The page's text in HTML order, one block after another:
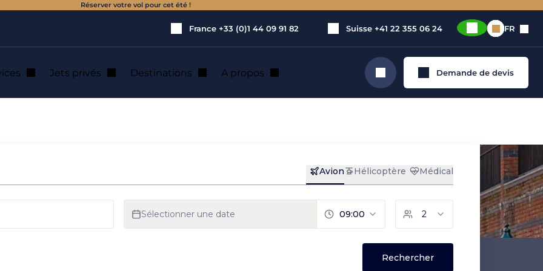
Réserver votre vol pour cet été !
France +33 (0)1 44 09 91 82 Suisse +41 22 355 06 24 FR
Jets privés Destinations A propos Rechercher Demande de devis